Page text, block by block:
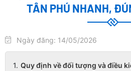
TÂN PHÚ NHANH,
Ngày đăng: 14/05/2026
Quy định về đối tượng và điều